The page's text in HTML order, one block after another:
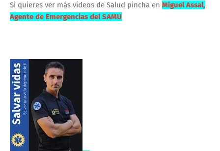
Si quieres ver más videos de Salud pincha en Miguel Assal,
Agente de Emergencias delSAMU